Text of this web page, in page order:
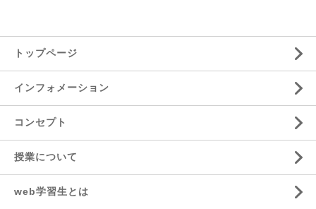
トップページ
インフォメーション
コンセプト
授業について
web学習生とは